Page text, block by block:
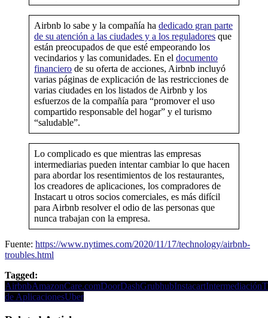
Airbnb lo sabe y la compañía ha dedicado gran parte
de su atención a las ciudades y a los reguladores que
están preocupados de que esté empeorando los
vecindarios y las comunidades. En el documento
financiero de su oferta de acciones, Airbnb incluyó
varias páginas de explicación de las restricciones de
varias ciudades en los listados de Airbnb y los
esfuerzos de la compañía para “promover el uso
compartido responsable del hogar” y el turismo
“saludable”.
Lo complicado es que mientras las empresas
intermediarias pueden intentar cambiar lo que hacen
para abordar los resentimientos de los restaurantes,
los creadores de aplicaciones, los compradores de
Instacart u otros socios comerciales, es más difícil
para Airbnb resolver el odio de las personas que
nunca trabajan con la empresa.
Fuente: https://www.nytimes.com/2020/11/17/technology/airbnb-
troubles.html
Tagged:
AirbnbAmazonCare.comDoorDashGrubhubInstacartIntermediación
de AplicacionesUber